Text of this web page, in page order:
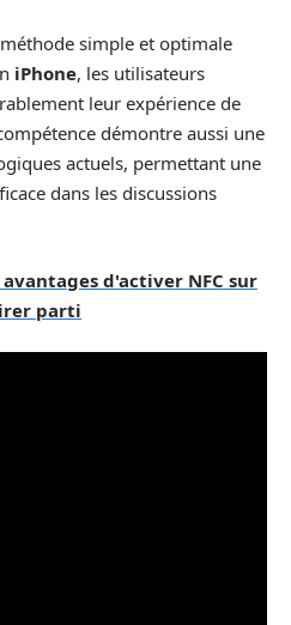
simple et optimale
iPhone, les utilisateurs
leur expérience de
démontre aussi une
actuels, permettant une
dans les discussions
avantages d'activer NFC sur
parti